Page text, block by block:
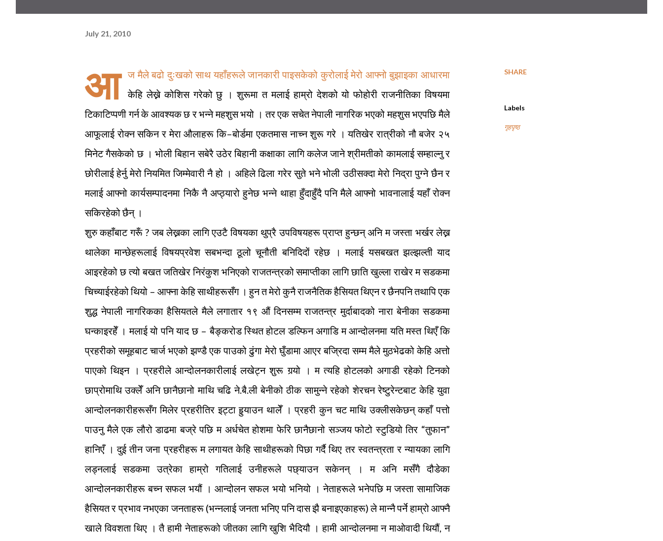
July 21, 2010
आ
ज मैले बढो दुःखको साथ यहाँहरूले जानकारी पाइसकेको कुरोलाई मेरो आफ्नो बुझाइका आधारमा
केहि लेख्ने कोशिस गरेको छु । शुरूमा त मलाई हाम्रो देशको यो फोहोरी राजनीतिका विषयमा
टिकाटिप्पणी गर्न के आवश्यक छ र भन्ने महशुस भयो । तर एक सचेत नेपाली नागरिक भएको महशुस भएपछि मैले
आफूलाई रोक्न सकिन र मेरा औलाहरू कि–बोर्डमा एकतमास नाच्न शुरू गरे । यतिखेर रात्रीको नौ बजेर २५
मिनेट गैसकेको छ । भोली बिहान सबेरै उठेर बिहानी कक्षाका लागि कलेज जाने श्रीमतीको कामलाई सम्हाल्नु र
छोरीलाई हेर्नु मेरो नियमित जिम्मेवारी नै हो । अहिले ढिला गरेर सुते भने भोली उठीसक्दा मेरो निद्रा पुग्ने छैन र
मलाई आफ्नो कार्यसम्पादनमा निकै नै अप्ठ्यारो हुनेछ भन्ने थाहा हुँदाहुँदै पनि मैले आफ्नो भावनालाई यहाँ रोक्न
सकिरहेको छैन् ।
शुरु कहाँबाट गरूँ ? जब लेख्नका लागि एउटै विषयका थुप्रै उपविषयहरू प्राप्त हुन्छन् अनि म जस्ता भर्खर लेख्न
थालेका मान्छेहरूलाई विषयप्रवेश सबभन्दा ठूलो चूनौती बनिदिदों रहेछ । मलाई यसबखत झल्झल्ती याद
आइरहेको छ त्यो बखत जतिखेर निरंकुश भनिएको राजतन्त्रको समाप्तीका लागि छाति खुल्ला राखेर म सडकमा
चिच्याईरहेको थियो – आफ्ना केहि साथीहरूसँग । हुन त मेरो कुनै राजनैतिक हैसियत थिएन र छैनपनि तथापि एक
शुद्ध नेपाली नागरिकका हैसियतले मैले लगातार १९ औं दिनसम्म राजतन्त्र मुर्दाबादको नारा बेनीका सडकमा
घन्काइरहेँ । मलाई यो पनि याद छ – बैङ्करोड स्थित होटल डल्फिन अगाडि म आन्दोलनमा यति मस्त थिएँ कि
प्रहरीको समूहबाट चार्ज भएको झण्डै एक पाउको ढुंगा मेरो घुँडामा आएर बज्रिदा सम्म मैले मुठभेढको केहि अत्तो
पाएको थिइन । प्रहरीले आन्दोलनकारीलाई लखेट्न शुरू गर्‍यो । म त्यहि होटलको अगाडी रहेको टिनको
छाप्रोमाथि उक्लेँ अनि छानैछानो माथि चढि ने.बै.ली बेनीको ठीक सामुन्ने रहेको शेरचन रेष्टुरेन्टबाट केहि युवा
आन्दोलनकारीहरूसँग मिलेर प्रहरीतिर इट्टा हुर्‍याउन थालेँ । प्रहरी कुन चट माथि उक्लीसकेछन् कहाँ पत्तो
पाउनु मैले एक लौरो डाढमा बज्रे पछि म अर्धचेत होशमा फेरि छानैछानो सञ्जय फोटो स्टुडियो तिर “तुफान”
हानिएँ । दुई तीन जना प्रहरीहरू म लगायत केहि साथीहरूको पिछा गर्दै थिए तर स्वतन्त्रता र न्यायका लागि
लड्नलाई सडकमा उत्रेका हाम्रो गतिलाई उनीहरूले पछ्याउन सकेनन् । म अनि मसँगै दौडेका
आन्दोलनकारीहरू बच्न सफल भयौं । आन्दोलन सफल भयो भनियो । नेताहरूले भनेपछि म जस्ता सामाजिक
हैसियत र प्रभाव नभएका जनताहरू (भन्नलाई जनता भनिए पनि दास झै बनाइएकाहरू) ले मान्नै पर्ने हाम्रो आफ्नै
खाले विवशता थिए । तै हामी नेताहरूको जीतका लागि खुशि भैदियौ । हामी आन्दोलनमा न माओवादी थियौं, न
SHARE
Labels
गृहपृष्ठ